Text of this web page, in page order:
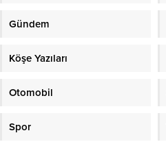
Gündem
Köşe Yazıları
Otomobil
Spor